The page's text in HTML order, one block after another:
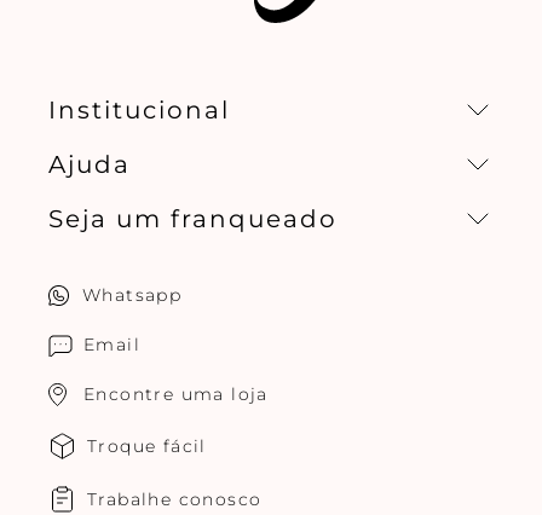
Institucional
Missão, visão e valores
Ajuda
Central de relacionamento
Seja um franqueado
Whatsapp
Email
Encontre uma loja
Troque fácil
Trabalhe conosco